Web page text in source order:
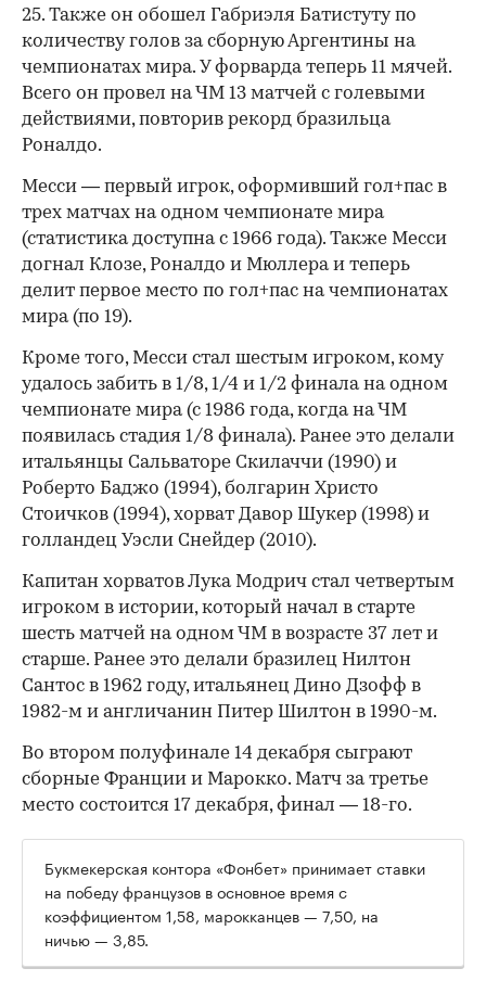
25. Также он обошел Габриэля Батистуту по
количеству голов за сборную Аргентины на
чемпионатах мира. У форварда теперь 11 мячей.
Всего он провел на ЧМ 13 матчей с голевыми
действиями, повторив рекорд бразильца
Роналдо.
Месси — первый игрок, оформивший гол+пас в
трех матчах на одном чемпионате мира
(статистика доступна с 1966 года). Также Месси
догнал Клозе, Роналдо и Мюллера и теперь
делит первое место по гол+пас на чемпионатах
мира (по 19).
Кроме того, Месси стал шестым игроком, кому
удалось забить в 1/8, 1/4 и 1/2 финала на одном
чемпионате мира (с 1986 года, когда на ЧМ
появилась стадия 1/8 финала). Ранее это делали
итальянцы Сальваторе Скилаччи (1990) и
Роберто Баджо (1994), болгарин Христо
Стоичков (1994), хорват Давор Шукер (1998) и
голландец Уэсли Снейдер (2010).
Капитан хорватов Лука Модрич стал четвертым
игроком в истории, который начал в старте
шесть матчей на одном ЧМ в возрасте 37 лет и
старше. Ранее это делали бразилец Нилтон
Сантос в 1962 году, итальянец Дино Дзофф в
1982-м и англичанин Питер Шилтон в 1990-м.
Во втором полуфинале 14 декабря сыграют
сборные Франции и Марокко. Матч за третье
место состоится 17 декабря, финал — 18-го.
Букмекерская контора «Фонбет» принимает ставки
на победу французов в основное время с
коэффициентом 1,58, марокканцев — 7,50, на
ничью — 3,85.